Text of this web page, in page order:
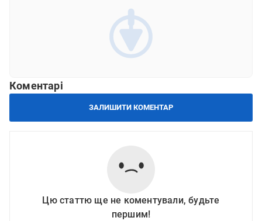
Коментарі
ЗАЛИШИТИ КОМЕНТАР
Цю статтю ще не коментували, будьте
першим!